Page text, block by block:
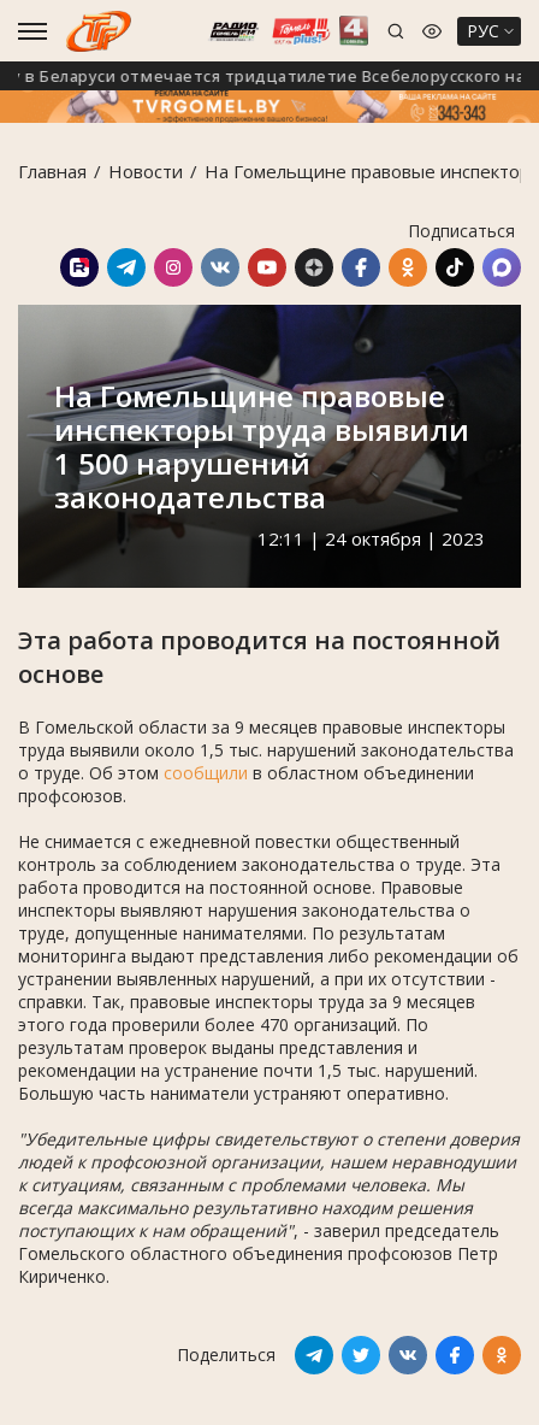
РУС
Беларуси отмечается тридцатилетие Всебелорусского
Главная Новости На Гомельщине правовые
Подписаться
На Гомельщине правовые
инспекторы труда выявили
1 500 нарушений
законодательства
12:11 | 24 октября | 2023
Эта работа проводится на постоянной
основе
В Гомельской области за 9 месяцев правовые инспекторы
труда выявили около 1,5 тыс. нарушений законодательства
о труде. Об этом сообщили в областном объединении
профсоюзов.
Не снимается с ежедневной повестки общественный
контроль за соблюдением законодательства о труде. Эта
работа проводится на постоянной основе. Правовые
инспекторы выявляют нарушения законодательства о
труде, допущенные нанимателями. По результатам
мониторинга выдают представления либо рекомендации об
устранении выявленных нарушений, а при их отсутствии -
справки. Так, правовые инспекторы труда за 9 месяцев
этого года проверили более 470 организаций. По
результатам проверок выданы представления и
рекомендации на устранение почти 1,5 тыс. нарушений.
Большую часть наниматели устраняют оперативно.
"Убедительные цифры свидетельствуют о степени доверия
людей к профсоюзной организации, нашем неравнодушии
к ситуациям, связанным с проблемами человека. Мы
всегда максимально результативно находим решения
поступающих к нам обращений", - заверил председатель
Гомельского областного объединения профсоюзов Петр
Кириченко.
Поделиться